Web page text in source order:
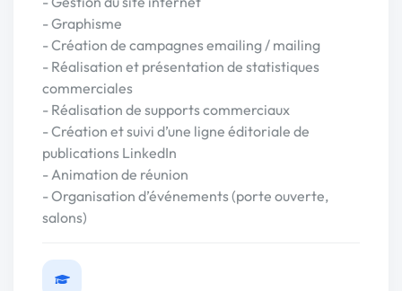
- Graphisme
- Création de campagnes emailing / mailing
- Réalisation et présentation de statistiques
commerciales
- Réalisation de supports commerciaux
- Création et suivi d’une ligne éditoriale de
publications LinkedIn
- Animation de réunion
- Organisation d’événements (porte ouverte,
salons)